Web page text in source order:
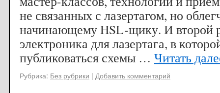
не связанных с лазертагом, но
начинающему HSL-щику. И второй
электроника для лазертага, в
публиковаться схемы … Читать
Рубрика: Без рубрики | Добавить комментарий